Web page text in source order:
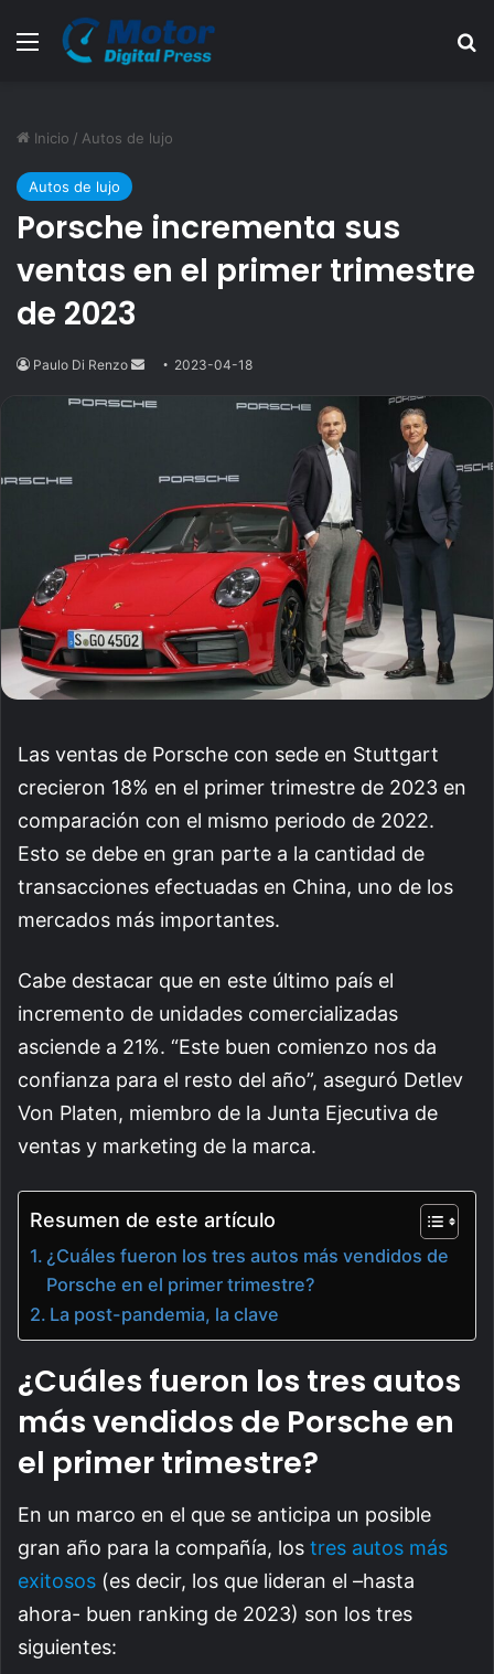
Menú
Inicio / Autos de lujo
Autos de lujo
Porsche incrementa sus
ventas en el primer trimestre
de 2023
Paulo Di Renzo
Send2023-04-18
Las ventas de Porsche con sede en Stuttgart
crecieron 18% en el primer trimestre de 2023 en
comparación con el mismo periodo de 2022.
Esto se debe en gran parte a la cantidad de
transacciones efectuadas en China, uno de los
mercados más importantes.
Cabe destacar que en este último país el
incremento de unidades comercializadas
asciende a 21%. “Este buen comienzo nos da
confianza para el resto del año”, aseguró Detlev
Von Platen, miembro de la Junta Ejecutiva de
ventas y marketing de la marca.
Resumen de este artículo
¿Cuáles fueron los tres autos más vendidos de
Porsche en el primer trimestre?
La post-pandemia, la clave
¿Cuáles fueron los tres autos
más vendidos de Porsche en
el primer trimestre?
En un marco en el que se anticipa un posible
gran año para la compañía, los tres autos más
exitosos (es decir, los que lideran el –hasta
ahora- buen ranking de 2023) son los tres
siguientes: